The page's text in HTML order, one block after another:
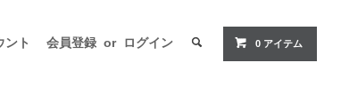
ント 会員登録 or ログイン 0 アイテム